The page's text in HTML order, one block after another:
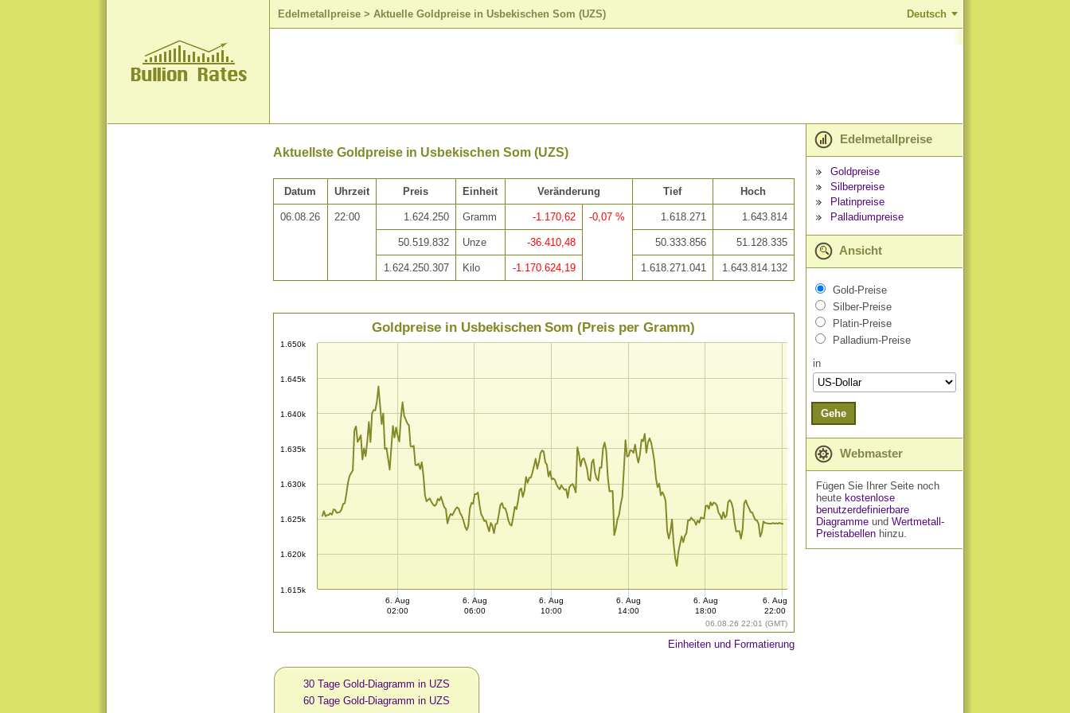
Edelmetallpreise > Aktuelle Goldpreise in Usbekischen Som (UZS) Deutsch
Aktuellste Goldpreise in Usbekischen Som (UZS)
Datum Uhrzeit Preis Einheit Veränderung Tief Hoch
06.08.26 22:00 1.624.250 Gramm -1.170,62 -0,07 % 1.618.271 1.643.814
50.519.832 Unze -36.410,48 50.333.856 51.128.335
1.624.250.307 Kilo -1.170.624,19 1.618.271.041 1.643.814.132
06.08.26 22:01 (GMT)
Goldpreise in Usbekischen Som (Preis per Gramm)
1.615k
1.620k
1.625k
1.630k
1.635k
1.640k
1.645k
1.650k
6. Aug
02:00
6. Aug
06:00
6. Aug
10:00
6. Aug
14:00
6. Aug
18:00
6. Aug
22:00
Einheiten und Formatierung
30 Tage Gold-Diagramm in UZS
60 Tage Gold-Diagramm in UZS
Edelmetallpreise
Goldpreise
Silberpreise
Platinpreise
Palladiumpreise
Ansicht
Gold-Preise
Silber-Preise
Platin-Preise
Palladium-Preise
in
Gehe
Webmaster
Fügen Sie Ihrer Seite noch
heute kostenlose
benutzerdefinierbare
Diagrammeund Wertmetall-
Preistabellenhinzu.